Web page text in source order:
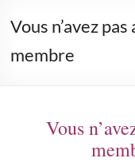
Vous n’avez
membre
Vous